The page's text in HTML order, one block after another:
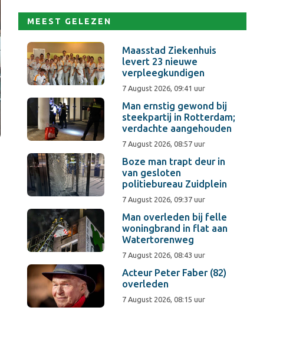
MEEST GELEZEN
Maasstad Ziekenhuis
levert 23 nieuwe
verpleegkundigen
7 August 2026, 09:41 uur
Man ernstig gewond bij
steekpartij in Rotterdam;
verdachte aangehouden
7 August 2026, 08:57 uur
Boze man trapt deur in
van gesloten
politiebureau Zuidplein
7 August 2026, 09:37 uur
Man overleden bij felle
woningbrand in flat aan
Watertorenweg
7 August 2026, 08:43 uur
Acteur Peter Faber (82)
overleden
7 August 2026, 08:15 uur